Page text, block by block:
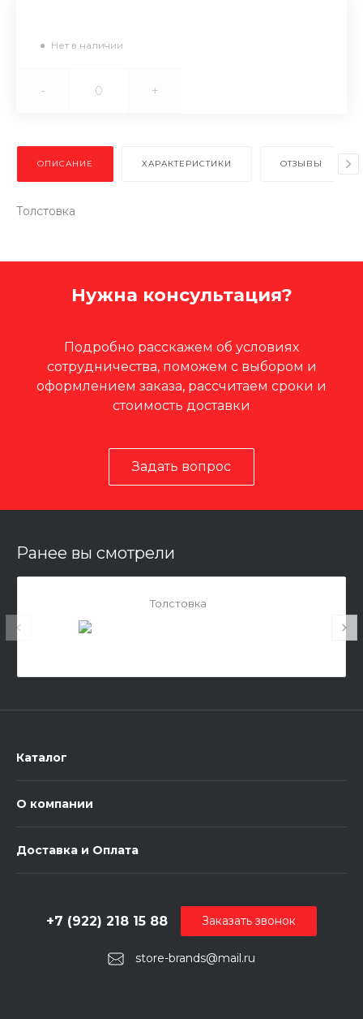
Нет в наличии
- +
ОПИСАНИЕ ХАРАКТЕРИСТИКИ ОТЗЫВЫ
Толстовка
Нужна консультация?
Подробно расскажем об условиях
сотрудничества, поможем с выбором и
оформлением заказа, рассчитаем сроки и
стоимость доставки
Задать вопрос
Ранее вы смотрели
Толстовка
Каталог
О компании
Доставка и Оплата
store-brands@mail.ru
+7 (922) 218 15 88 Заказать звонок